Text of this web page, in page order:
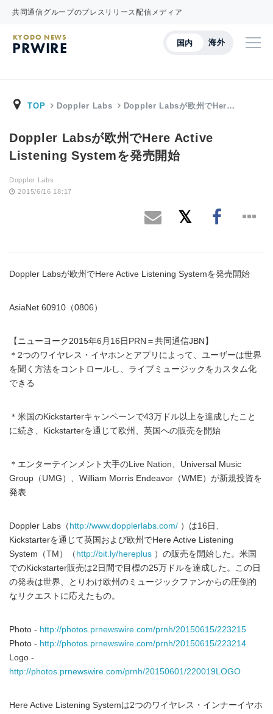
共同通信グループのプレスリリース配信メディア
国内 海外
KYODO NEWS
PRWIRE
TOP Doppler Labs Doppler Labsが欧州でHer…
Doppler Labsが欧州でHere Active
Listening Systemを発売開始
Doppler Labs
2015/6/16 18:17
Doppler Labsが欧州でHere Active Listening Systemを発売開始
AsiaNet 60910（0806）
【ニューヨーク2015年6月16日PRN＝共同通信JBN】
＊2つのワイヤレス・イヤホンとアプリによって、ユーザーは世界
を聞く方法をコントロールし、ライブミュージックをカスタム化
できる
＊米国のKickstarterキャンペーンで43万ドル以上を達成したこと
に続き、Kickstarterを通じて欧州、英国への販売を開始
＊エンターテインメント大手のLive Nation、Universal Music
Group（UMG）、William Morris Endeavor（WME）が新規投資を
発表
Doppler Labs（ http://www.dopplerlabs.com/ ）は16日、
Kickstarterを通じて英国および欧州でHere Active Listening
System（TM）（ http://bit.ly/hereplus ）の販売を開始した。米国
でのKickstarter販売は2日間で目標の25万ドルを達成した。この日
の発表は世界、とりわけ欧州のミュージックファンからの圧倒的
なリクエストに応えたもの。
Photo - http://photos.prnewswire.com/prnh/20150615/223215
Photo - http://photos.prnewswire.com/prnh/20150615/223214
Logo -
http://photos.prnewswire.com/prnh/20150601/220019LOGO
Here Active Listening Systemは2つのワイヤレス・インナーイヤホ